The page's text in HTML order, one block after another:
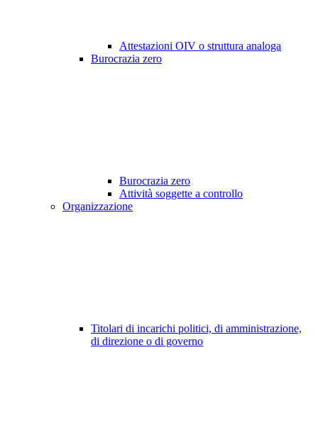
Attestazioni OIV o struttura analoga
Burocrazia zero
Burocrazia zero
Attività soggette a controllo
Organizzazione
Titolari di incarichi politici, di amministrazione,
di direzione o di governo